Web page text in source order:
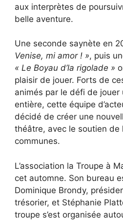
aux interprètes de
belle aventure.
Une seconde saynète en
Venise, mi amor ! », puis
« Le Boyau d’la rigolade »
plaisir de jouer. Forts de
animés par le défi de jouer
entière, cette équipe
décidé de créer une
théâtre, avec le soutien de
communes.
L’association la Troupe à
cet automne. Son bureau
Dominique Brondy,
trésorier, et Stéphanie
troupe s’est organisée